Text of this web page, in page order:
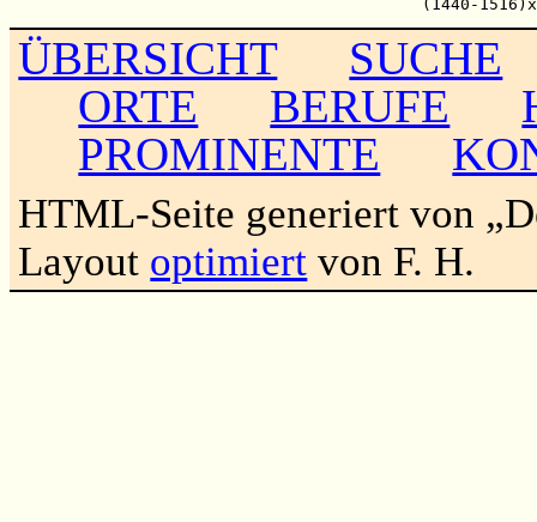
ÜBERSICHT
SUCHE
ORTE
BERUFE
PROMINENTE
HTML-Seite generiert von
Layout optimiert von F. H.